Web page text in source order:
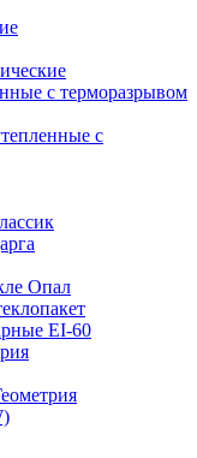
с терморазрывом
с
Опал
EI-60